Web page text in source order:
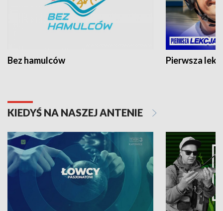
Bez hamulców Pierwsza
KIEDYŚ NA NASZEJ ANTENIE